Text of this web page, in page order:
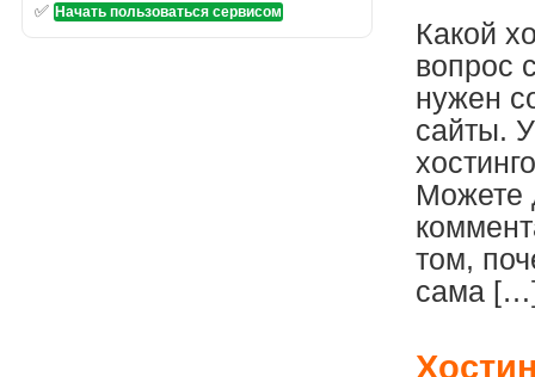
Какой
вопрос
нужен
сайты.
Можете
том,
сама
✅ Начать пользоваться сервисом